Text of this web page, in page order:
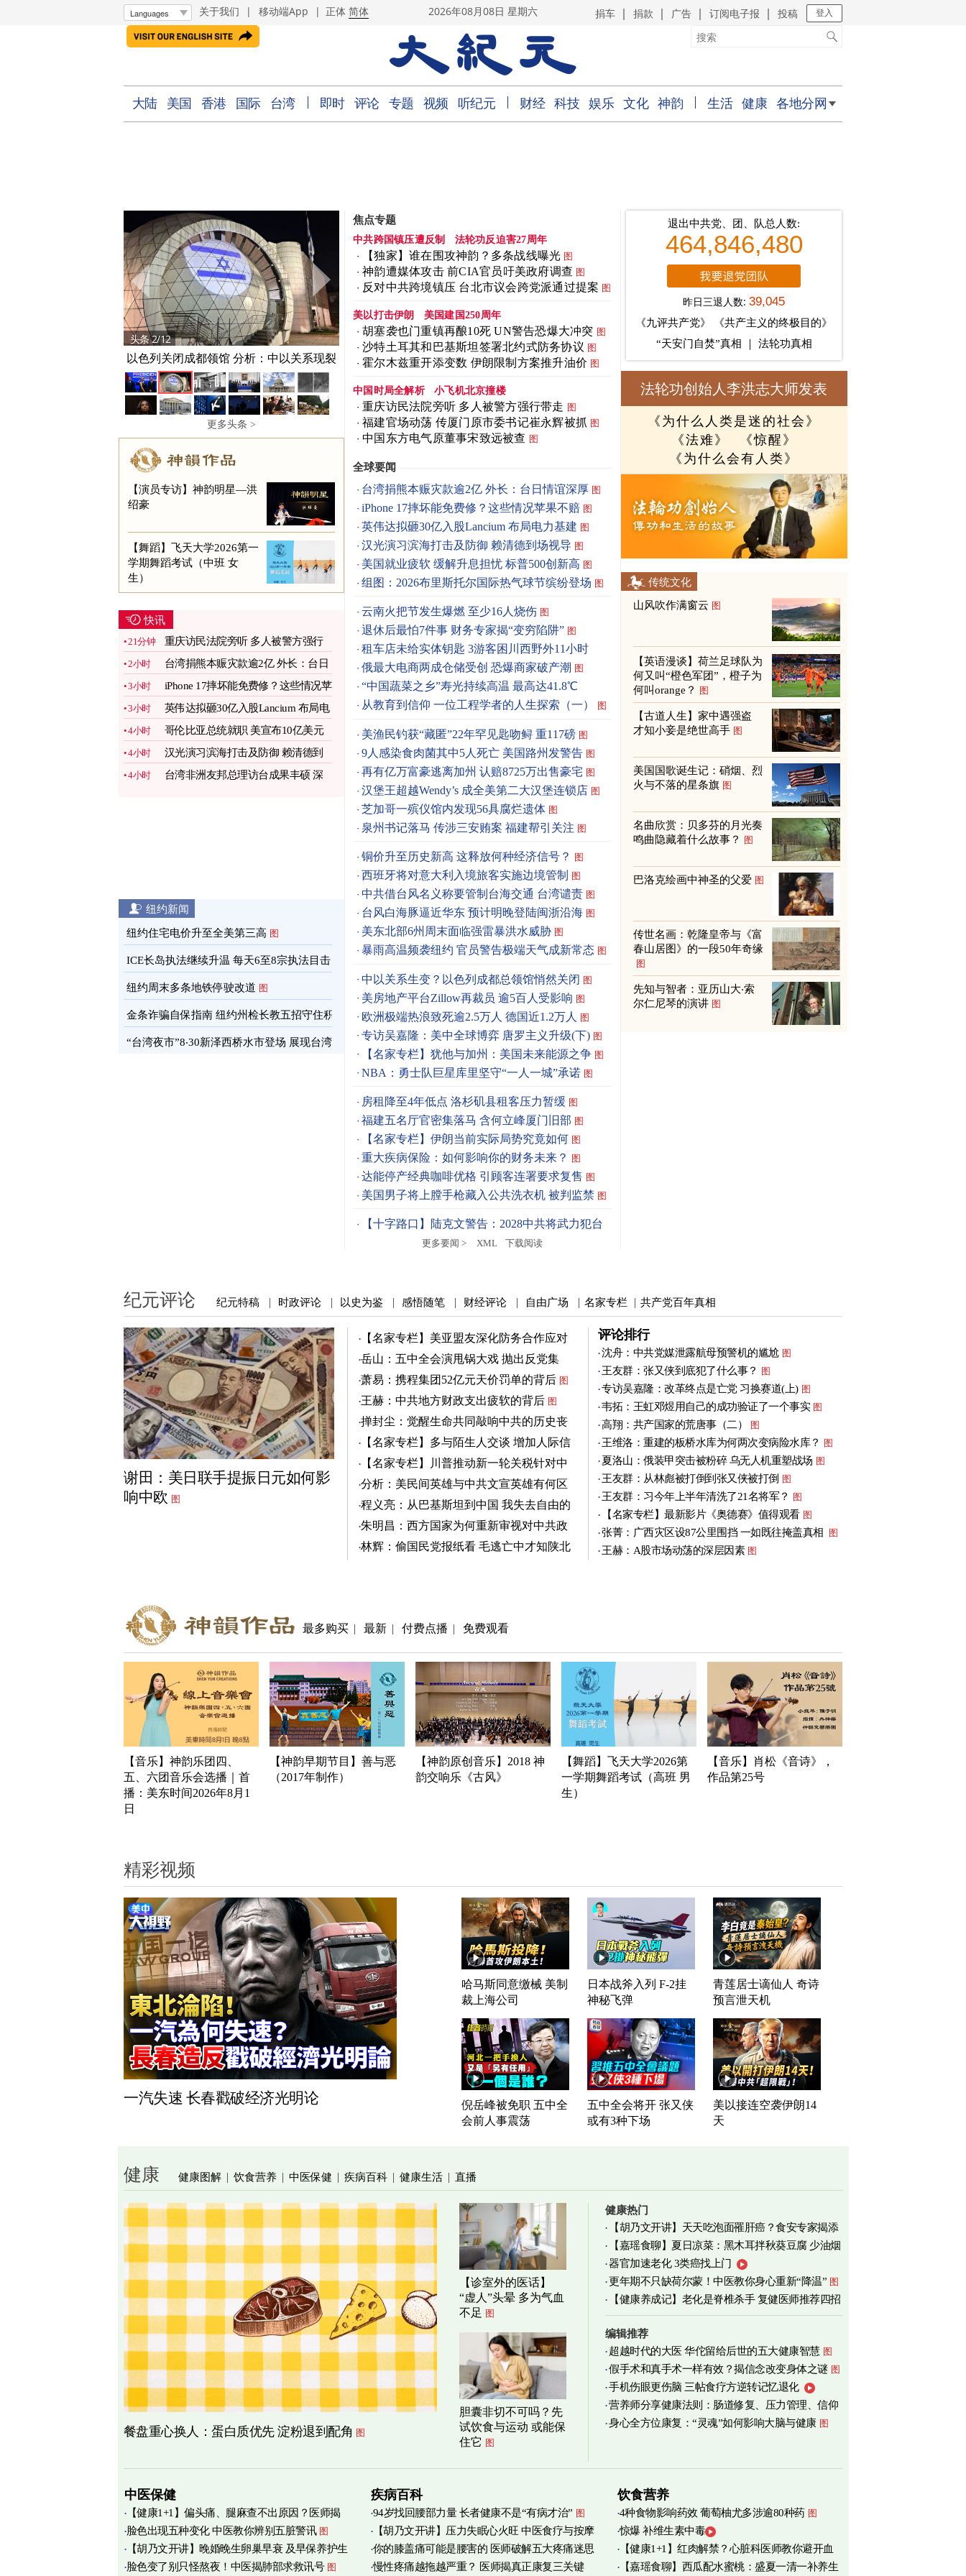
关于我们 | 移动端App | 正体 简体 2026年08月08日 星期六 捐车 捐款 广告 订阅电子报 投稿 登入
大陆 美国 香港 国际 台湾 即时 评论 专题 视频 听纪元 财经 科技 娱乐 文化 神韵 生活 健康 各地分网
头条 2/12
以色列关闭成都领馆 分析：中以关系现裂
痕
更多头条 >
【演员专访】神韵明星—洪
绍豪
【舞蹈】飞天大学2026第一
学期舞蹈考试（中班 女
生）
快讯
21分钟
重庆访民法院旁听 多人被警方强行
带走 图
2小时
台湾捐熊本赈灾款逾2亿 外长：台日
情谊深厚 图
3小时
iPhone 17摔坏能免费修？这些情况苹
果不赔 图
3小时
英伟达拟砸30亿入股Lancium 布局电
力基建 图
4小时
哥伦比亚总统就职 美宣布10亿美元
援助 图
4小时
汉光演习滨海打击及防御 赖清德到
场视导 图
4小时
台湾非洲友邦总理访台成果丰硕 深
纽约新闻
纽约住宅电价升至全美第三高 图
ICE长岛执法继续升温 每天6至8宗执法目击
通报 图
纽约周末多条地铁停驶改道 图
金条诈骗自保指南 纽约州检长教五招守住积
蓄 图
“台湾夜市”8‧30新泽西桥水市登场 展现台湾
焦点专题
中共跨国镇压遭反制 法轮功反迫害27周年
【独家】谁在围攻神韵？多条战线曝光 图
神韵遭媒体攻击 前CIA官员吁美政府调查 图
反对中共跨境镇压 台北市议会跨党派通过提案 图
美以打击伊朗 美国建国250周年
胡塞袭也门重镇再酿10死 UN警告恐爆大冲突 图
沙特土耳其和巴基斯坦签署北约式防务协议 图
霍尔木兹重开添变数 伊朗限制方案推升油价 图
中国时局全解析 小飞机北京撞楼
重庆访民法院旁听 多人被警方强行带走 图
福建官场动荡 传厦门原市委书记崔永辉被抓 图
中国东方电气原董事宋致远被查 图
全球要闻
台湾捐熊本赈灾款逾2亿 外长：台日情谊深厚 图
iPhone 17摔坏能免费修？这些情况苹果不赔 图
英伟达拟砸30亿入股Lancium 布局电力基建 图
汉光演习滨海打击及防御 赖清德到场视导 图
美国就业疲软 缓解升息担忧 标普500创新高 图
组图：2026布里斯托尔国际热气球节缤纷登场 图
云南火把节发生爆燃 至少16人烧伤 图
退休后最怕7件事 财务专家揭“变穷陷阱” 图
租车店未给实体钥匙 3游客困川西野外11小时
俄最大电商两成仓储受创 恐爆商家破产潮 图
“中国蔬菜之乡”寿光持续高温 最高达41.8℃
从教育到信仰 一位工程学者的人生探索（一）
图
美渔民钓获“藏匿”22年罕见匙吻鲟 重117磅 图
9人感染食肉菌其中5人死亡 美国路州发警告 图
再有亿万富豪逃离加州 认赔8725万出售豪宅 图
汉堡王超越Wendy’s 成全美第二大汉堡连锁店 图
芝加哥一殡仪馆内发现56具腐烂遗体 图
泉州书记落马 传涉三安贿案 福建帮引关注 图
铜价升至历史新高 这释放何种经济信号？ 图
西班牙将对意大利入境旅客实施边境管制 图
中共借台风名义称要管制台海交通 台湾谴责 图
台风白海豚逼近华东 预计明晚登陆闽浙沿海 图
美东北部6州周末面临强雷暴洪水威胁 图
暴雨高温频袭纽约 官员警告极端天气成新常态 图
中以关系生变？以色列成都总领馆悄然关闭 图
美房地产平台Zillow再裁员 逾5百人受影响 图
欧洲极端热浪致死逾2.5万人 德国近1.2万人 图
专访吴嘉隆：美中全球博弈 唐罗主义升级(下) 图
【名家专栏】犹他与加州：美国未来能源之争 图
NBA：勇士队巨星库里坚守“一人一城”承诺 图
房租降至4年低点 洛杉矶县租客压力暂缓 图
福建五名厅官密集落马 含何立峰厦门旧部 图
【名家专栏】伊朗当前实际局势究竟如何 图
重大疾病保险：如何影响你的财务未来？ 图
达能停产经典咖啡优格 引顾客连署要求复售 图
美国男子将上膛手枪藏入公共洗衣机 被判监禁 图
【十字路口】陆克文警告：2028中共将武力犯台
更多要闻 > XML 下载阅读
退出中共党、团、队总人数:
464,846,480
昨日三退人数:39,045
《九评共产党》
《共产主义的终极目的》
“天安门自焚”真相
法轮功真相
法轮功创始人李洪志大师发表
《为什么人类是迷的社会》
《法难》
《惊醒》
《为什么会有人类》
传统文化
山风吹作满窗云 图
【英语漫谈】荷兰足球队为
何又叫“橙色军团”，橙子为
何叫orange？
图
【古道人生】家中遇强盗
才知小妾是绝世高手 图
美国国歌诞生记：硝烟、烈
火与不落的星条旗 图
名曲欣赏：贝多芬的月光奏
鸣曲隐藏着什么故事？
图
巴洛克绘画中神圣的父爱 图
传世名画：乾隆皇帝与《富
春山居图》的一段50年奇缘
图
先知与智者：亚历山大‧索
尔仁尼琴的演讲 图
纪元评论 纪元特稿 | 时政评论 | 以史为鉴 | 感悟随笔 | 财经评论 | 自由广场 | 名家专栏 | 共产党百年真相
谢田：美日联手提振日元如何影
响中欧 图
【名家专栏】美亚盟友深化防务合作应对
中共
图
岳山：五中全会演甩锅大戏 抛出反党集
团？
图
萧易：携程集团52亿元天价罚单的背后 图
王赫：中共地方财政支出疲软的背后 图
掸封尘：觉醒生命共同敲响中共的历史丧
钟 图
【名家专栏】多与陌生人交谈 增加人际信
任 图
【名家专栏】川普推动新一轮关税针对中
共 图
分析：美民间英雄与中共文宣英雄有何区
别 图
程义亮：从巴基斯坦到中国 我失去自由的
两年
朱明昌：西方国家为何重新审视对中共政
策？
图
林辉：偷国民党报纸看 毛逃亡中才知陕北
评论排行
沈舟：中共党媒泄露航母预警机的尴尬 图
王友群：张又侠到底犯了什么事？ 图
专访吴嘉隆：改革终点是亡党 习换赛道(上) 图
韦拓：王虹邓煜用自己的成功验证了一个事实 图
高翔：共产国家的荒唐事（二） 图
王维洛：重建的板桥水库为何两次变病险水库？ 图
夏洛山：俄装甲突击被粉碎 乌无人机重塑战场 图
王友群：从林彪被打倒到张又侠被打倒 图
王友群：习今年上半年清洗了21名将军？ 图
【名家专栏】最新影片《奥德赛》值得观看 图
张菁：广西灾区设87公里围挡 一如既往掩盖真相 图
王赫：A股市场动荡的深层因素 图
最多购买 | 最新 | 付费点播 | 免费观看
【音乐】神韵乐团四、
五、六团音乐会选播｜首
播：美东时间2026年8月1
日
【神韵早期节目】善与恶
（2017年制作）
【神韵原创音乐】2018 神
韵交响乐《古风》
【舞蹈】飞天大学2026第
一学期舞蹈考试（高班 男
生）
【音乐】肖松《音诗》，
作品第25号
精彩视频
一汽失速 长春戳破经济光明论
哈马斯同意缴械 美制
裁上海公司
日本战斧入列 F-2挂
神秘飞弹
青莲居士谪仙人 奇诗
预言泄天机
倪岳峰被免职 五中全
会前人事震荡
五中全会将开 张又侠
或有3种下场
美以接连空袭伊朗14
天
健康 健康图解 | 饮食营养 | 中医保健 | 疾病百科 | 健康生活 | 直播
餐盘重心换人：蛋白质优先 淀粉退到配角 图
【诊室外的医话】
“虚人”头晕 多为气血
不足 图
胆囊非切不可吗？先
试饮食与运动 或能保
住它 图
健康热门
【胡乃文开讲】天天吃泡面罹肝癌？食安专家揭添
加物真相
【嘉瑶食聊】夏日凉菜：黑木耳拌秋葵豆腐 少油烟
清爽养心 图
器官加速老化 3类癌找上门
更年期不只缺荷尔蒙！中医教你身心重新“降温” 图
【健康养成记】老化是脊椎杀手 复健医师推荐四招
减缓
编辑推荐
超越时代的大医 华佗留给后世的五大健康智慧 图
假手术和真手术一样有效？揭信念改变身体之谜 图
手机伤眼更伤脑 三帖食疗方逆转记忆退化
营养师分享健康法则：肠道修复、压力管理、信仰
实践 图
身心全方位康复：“灵魂”如何影响大脑与健康 图
中医保健
【健康1+1】偏头痛、腿麻查不出原因？医师揭
痛源竟在肌筋膜 图
脸色出现五种变化 中医教你辨别五脏警讯 图
【胡乃文开讲】晚婚晚生卵巢早衰 及早保养护生
育
脸色变了别只怪熬夜！中医揭肺部求救讯号 图
疾病百科
94岁找回腰部力量 长者健康不是“有病才治” 图
【胡乃文开讲】压力失眠心火旺 中医食疗与按摩
自救
你的膝盖痛可能是腰害的 医师破解五大疼痛迷思
图
慢性疼痛越拖越严重？ 医师揭真正康复三关键
饮食营养
4种食物影响药效 葡萄柚尤多涉逾80种药 图
惊爆 补维生素中毒
【健康1+1】红肉解禁？心脏科医师教你避开血
管伤害
【嘉瑶食聊】西瓜配水蜜桃：盛夏一清一补养生